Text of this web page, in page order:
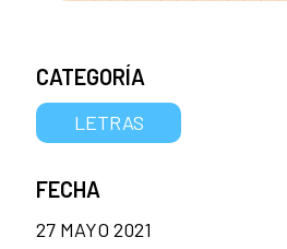
CATEGORÍA
LETRAS
FECHA
27 MAYO 2021